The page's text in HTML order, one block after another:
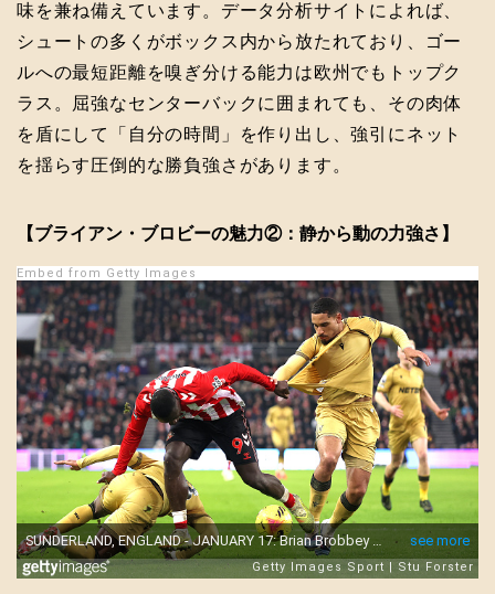
味を兼ね備えています。データ分析サイトによれば、
シュートの多くがボックス内から放たれており、ゴー
ルへの最短距離を嗅ぎ分ける能力は欧州でもトップク
ラス。屈強なセンターバックに囲まれても、その肉体
を盾にして「自分の時間」を作り出し、強引にネット
を揺らす圧倒的な勝負強さがあります。
【ブライアン・ブロビーの魅力②：静から動の力強さ】
Embed from Getty Images